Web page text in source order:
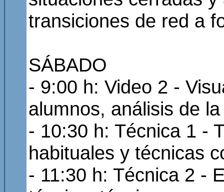
transiciones de red a
SÁBADO
- 9:00 h: Video 2 -
alumnos, análisis de
- 10:30 h: Técnica 1 -
habituales y técnicas
- 11:30 h: Técnica 2 -